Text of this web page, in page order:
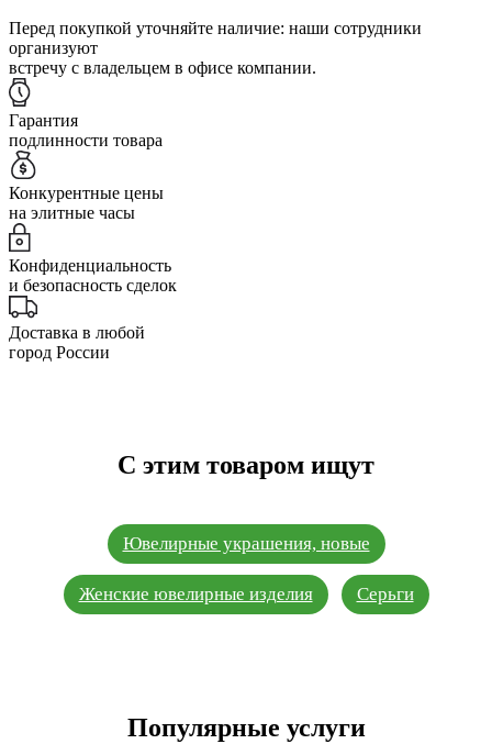
Перед покупкой уточняйте наличие: наши сотрудники
организуют
встречу с владельцем в офисе компании.
Гарантия
подлинности товара
Конкурентные цены
на элитные часы
Конфиденциальность
и безопасность сделок
Доставка в любой
город России
С этим товаром ищут
Ювелирные украшения, новые
Женские ювелирные изделия Серьги
Популярные услуги